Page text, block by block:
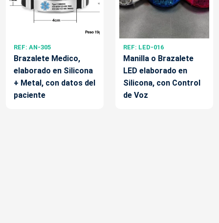
REF: AN-305
Brazalete Medico,
elaborado en Silicona
+ Metal, con datos del
paciente
REF: LED-016
Manilla o Brazalete
LED elaborado en
Silicona, con Control
de Voz